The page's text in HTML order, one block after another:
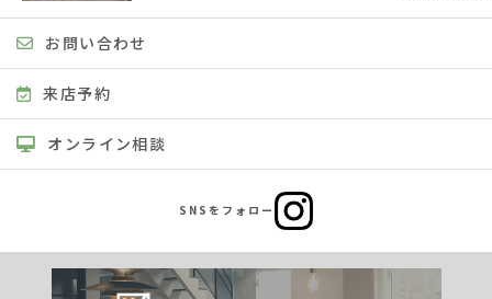
お問い合わせ
来店予約
オンライン相談
SNSをフォロー